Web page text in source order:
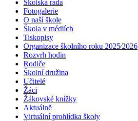
Školská rada
Fotogalerie
O naší škole
Škola v médiích
Tiskopisy
Organizace školního roku 2025⁄2026
Rozvrh hodin
Rodiče
Školní družina
Učitelé
Žáci
Žákovské knížky
Aktuálně
Virtuální prohlídka školy